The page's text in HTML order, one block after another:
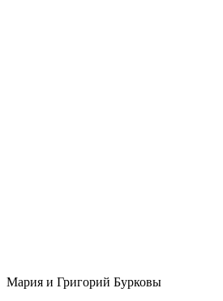
Мария и Григорий Бурковы